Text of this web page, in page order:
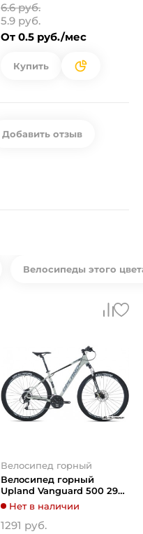
6.6 руб.
5.9 руб.
От 0.5 руб./мес
Купить
Добавить отзыв
Велосипеды этого
Велосипед горный
Велосипед горный
Upland Vanguard 500 29
2022Нет в наличии
1291 руб.